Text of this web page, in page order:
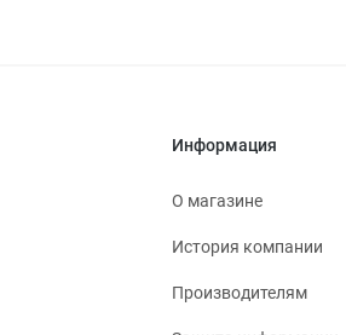
Информация
О магазине
История компании
Производителям